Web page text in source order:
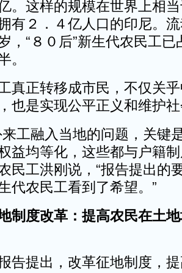
。这样的规模在世界上相
有２．４亿人口的印尼。
，“８０后”新生代农民工
。
正转移成市民，不仅关乎
也是实现公平正义和维护
融入当地的问题，关键
益均等化，这些都与户籍
民工洪刚说，“报告提出的
代农民工看到了希望。”
制度改革：提高农民在土
提出，改革征地制度，提